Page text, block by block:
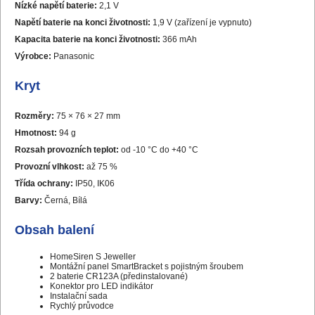
Nízké napětí baterie: 2,1 V
Napětí baterie na konci životnosti: 1,9 V (zařízení je vypnuto)
Kapacita baterie na konci životnosti: 366 mAh
Výrobce: Panasonic
Kryt
Rozměry: 75 × 76 × 27 mm
Hmotnost: 94 g
Rozsah provozních teplot: od -10 °C do +40 °C
Provozní vlhkost: až 75 %
Třída ochrany: IP50, IK06
Barvy: Černá, Bílá
Obsah balení
HomeSiren S Jeweller
Montážní panel SmartBracket s pojistným šroubem
2 baterie CR123A (předinstalované)
Konektor pro LED indikátor
Instalační sada
Rychlý průvodce